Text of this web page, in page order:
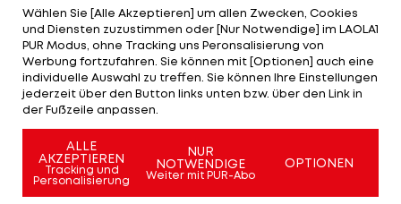
Augusts neuer Teamchef des Balkan-Staates. Er
soll Mirsa Jonuz beerben. Seinen Einstand wird
Toshack in der EM-Qualifikation am 2. September
in Russland geben. Brisant: In der Quali für die WM
2014 trifft Mazedonien unter anderem auf Wales.
Mehr zum Thema
Wählen Sie [Alle Akzeptieren] um allen Zwecken, Cookies
und Diensten zuzustimmen oder [Nur Notwendige] im LAOLA1
PUR Modus, ohne Tracking uns Peronsalisierung von
Werbung fortzufahren. Sie können mit [Optionen] auch eine
individuelle Auswahl zu treffen. Sie können Ihre Einstellungen
jederzeit über den Button links unten bzw. über den Link in
der Fußzeile anpassen.
ALLE
AKZEPTIEREN
Tracking und
Personalisierung
NUR
NOTWENDIGE
Weiter mit PUR-Abo
OPTIONEN